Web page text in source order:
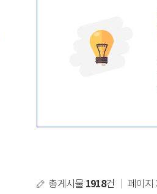
총게시물 1918건 ｜ 페이지